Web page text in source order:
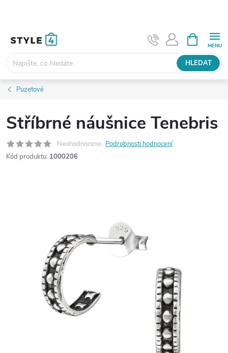
HLEDAT
NÁKUPNÍ
KOŠÍK
Puzetové
Stříbrné náušnice Tenebris
Neohodnoceno Podrobnosti hodnocení
Kód produktu: 1000206